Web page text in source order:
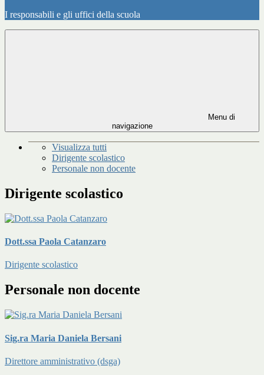
I responsabili e gli uffici della scuola
Menu di
navigazione
Visualizza tutti
Dirigente scolastico
Personale non docente
Dirigente scolastico
Dott.ssa Paola Catanzaro
Dirigente scolastico
Personale non docente
Sig.ra Maria Daniela Bersani
Direttore amministrativo (dsga)